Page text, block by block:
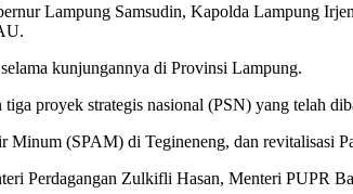
Lampung Samsudin, Kapolda Lampung
kunjungannya di Provinsi Lampung.
proyek strategis nasional (PSN) yang telah
(SPAM) di Tegineneng, dan revitalisasi
Perdagangan Zulkifli Hasan, Menteri PUPR